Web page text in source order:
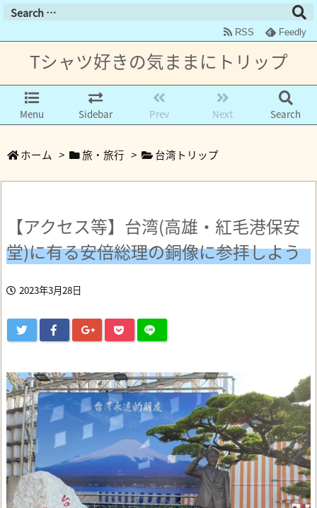
Tシャツ好きの気ままにトリップ
Menu Sidebar Prev Next Search
RSS Feedly
ホーム > 旅・旅行 > 台湾トリップ
【アクセス等】台湾(高雄・紅毛港保安
堂)に有る安倍総理の銅像に参拝しよう
2023年3月28日